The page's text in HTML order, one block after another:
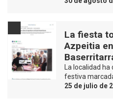
La fiesta
Azpeitia
La localidad
festiva
25 de julio de